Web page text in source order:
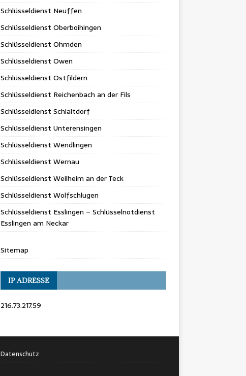
Schlüsseldienst Neuffen
Schlüsseldienst Oberboihingen
Schlüsseldienst Ohmden
Schlüsseldienst Owen
Schlüsseldienst Ostfildern
Schlüsseldienst Reichenbach an der Fils
Schlüsseldienst Schlaitdorf
Schlüsseldienst Unterensingen
Schlüsseldienst Wendlingen
Schlüsseldienst Wernau
Schlüsseldienst Weilheim an der Teck
Schlüsseldienst Wolfschlugen
Schlüsseldienst Esslingen – Schlüsselnotdienst
Esslingen am Neckar
Sitemap
IP ADRESSE
216.73.217.59
Datenschutz